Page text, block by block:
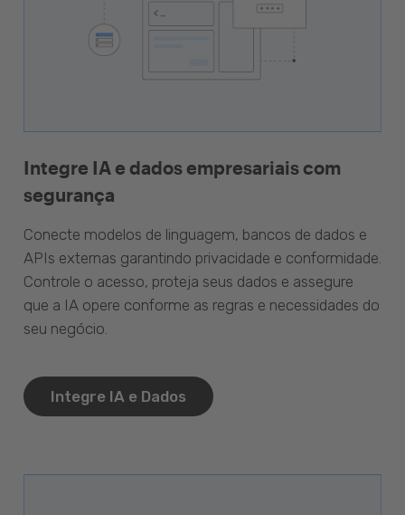
Integre IA e dados empresariais com
segurança
Conecte modelos de linguagem, bancos de dados e
APIs externas garantindo privacidade e conformidade.
Controle o acesso, proteja seus dados e assegure
que a IA opere conforme as regras e necessidades do
seu negócio.
Integre IA e Dados